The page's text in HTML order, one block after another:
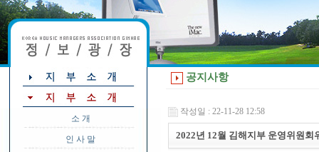
소 개
인 사 말
공지사항
작성일 : 22-11-28 12:58
2022년 12월 김해지부 운영위원회